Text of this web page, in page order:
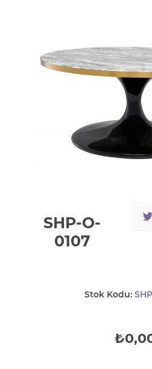
SHP-O-
0107
Stok Kodu: